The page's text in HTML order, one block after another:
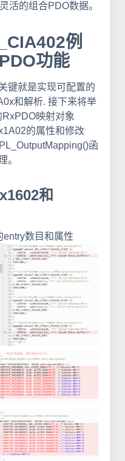
活的组合PDO数据。
例
功能
键就是实现可配置的
和解析. 接下来将举
映射对象
的属性和修改
函
。
和
数目和属性